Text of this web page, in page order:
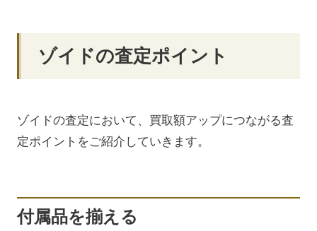
ゾイドの査定ポイント
ゾイドの査定において、買取額アップにつながる査
定ポイントをご紹介していきます。
付属品を揃える